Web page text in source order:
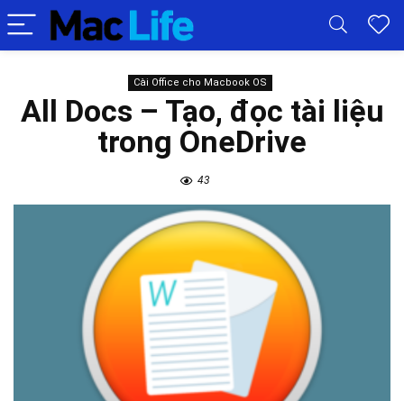
Cài Office cho Macbook OS
All Docs – Tạo, đọc tài liệu
trong OneDrive
43